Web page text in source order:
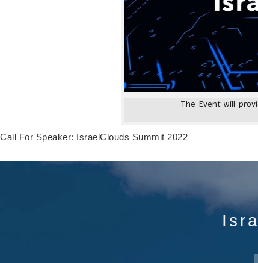
The Event will
Call For Speaker: IsraelClouds Summit 2022